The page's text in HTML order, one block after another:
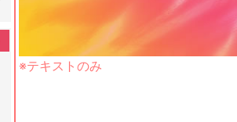
※テキストのみ